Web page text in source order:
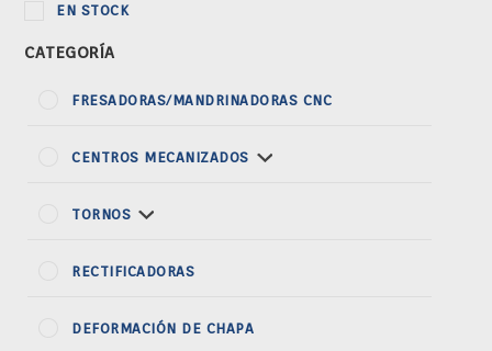
EN STOCK
CATEGORÍA
FRESADORAS/MANDRINADORAS CNC
CENTROS MECANIZADOS
TORNOS
RECTIFICADORAS
DEFORMACIÓN DE CHAPA